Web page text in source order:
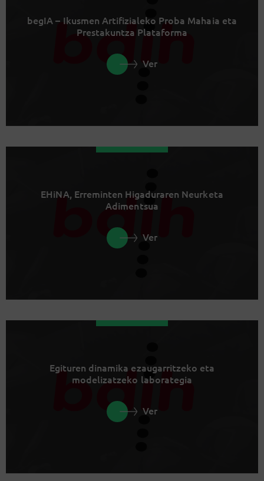
begIA – Ikusmen Artifizialeko Proba Mahaia eta
Prestakuntza Plataforma
Ver
EHiNA, Erreminten Higaduraren Neurketa
Adimentsua
Ver
Egituren dinamika ezaugarritzeko eta
modelizatzeko laborategia
Ver